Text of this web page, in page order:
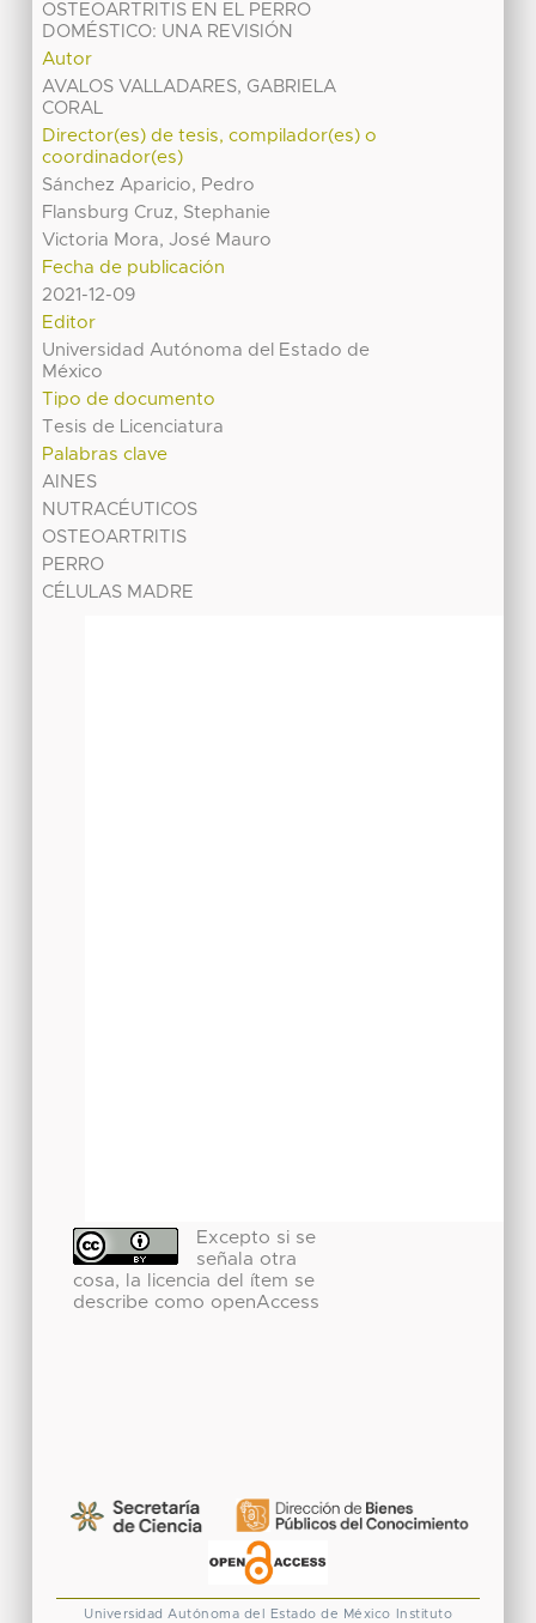
OSTEOARTRITIS EN EL PERRO
DOMÉSTICO: UNA REVISIÓN
Autor
AVALOS VALLADARES, GABRIELA
CORAL
Director(es) de tesis, compilador(es) o
coordinador(es)
Sánchez Aparicio, Pedro
Flansburg Cruz, Stephanie
Victoria Mora, José Mauro
Fecha de publicación
2021-12-09
Editor
Universidad Autónoma del Estado de
México
Tipo de documento
Tesis de Licenciatura
Palabras clave
AINES
NUTRACÉUTICOS
OSTEOARTRITIS
PERRO
CÉLULAS MADRE
Excepto si se
señala otra
cosa, la licencia del ítem se
describe como openAccess
Universidad Autónoma del Estado de México Instituto